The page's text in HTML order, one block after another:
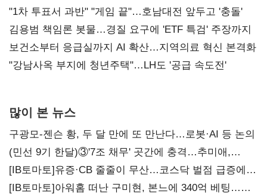
불복'
"1차 투표서 과반" "게임 끝"…호남대전 앞두고 '충돌'
김용범 책임론 봇물…경질 요구에 'ETF 특검' 주장까지
보건소부터 응급실까지 AI 확산…지역의료 혁신 본격화
"강남사옥 부지에 청년주택"…LH도 '공급 속도전'
많이 본 뉴스
구광모-젠슨 황, 두 달 만에 또 만난다…로봇·AI 등 논의
(민선 9기 한달)③'7조 채무' 곳간에 충격…추미애,
20년만에 '비상재정' 선언 승부수
[IB토마토]유증·CB 줄줄이 무산…코스닥 벌점 급증에
상폐 압박
[IB토마토]아워홈 떠난 구미현, 본느에 340억 베팅…